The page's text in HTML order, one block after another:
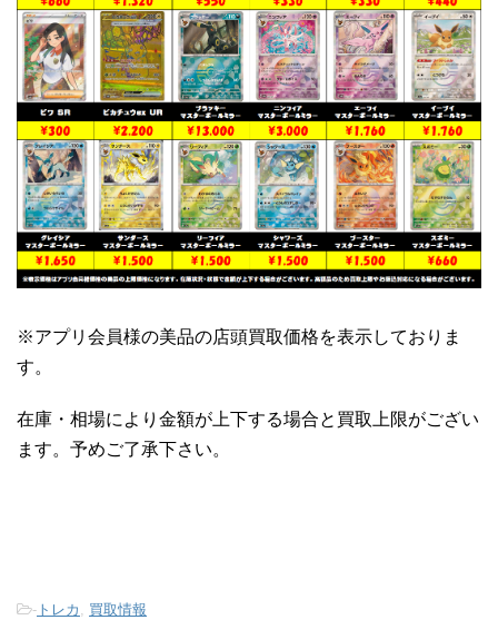
※アプリ会員様の美品の店頭買取価格を表示しておりま
す。
在庫・相場により金額が上下する場合と買取上限がござい
ます。予めご了承下さい。
- トレカ , 買取情報